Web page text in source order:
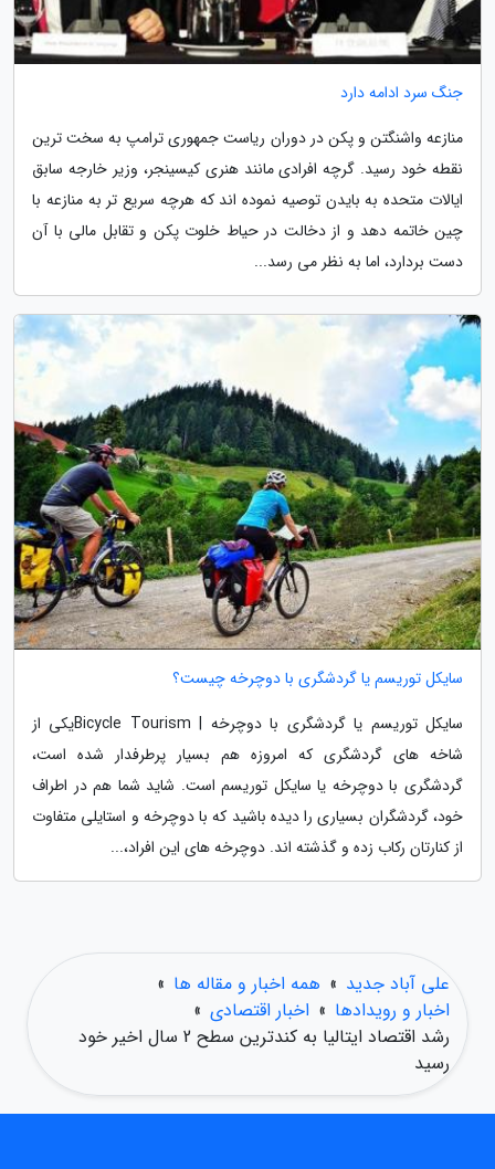
جنگ سرد ادامه دارد
منازعه واشنگتن و پکن در دوران ریاست جمهوری ترامپ به سخت ترین
نقطه خود رسید. گرچه افرادی مانند هنری کیسینجر، وزیر خارجه سابق
ایالات متحده به بایدن توصیه نموده اند که هرچه سریع تر به منازعه با
چین خاتمه دهد و از دخالت در حیاط خلوت پکن و تقابل مالی با آن
دست بردارد، اما به نظر می رسد...
سایکل توریسم یا گردشگری با دوچرخه چیست؟
سایکل توریسم یا گردشگری با دوچرخه | Bicycle Tourismیکی از
شاخه های گردشگری که امروزه هم بسیار پرطرفدار شده است،
گردشگری با دوچرخه یا سایکل توریسم است. شاید شما هم در اطراف
خود، گردشگران بسیاری را دیده باشید که با دوچرخه و استایلی متفاوت
از کنارتان رکاب زده و گذشته اند. دوچرخه های این افراد،...
علی آباد جدید » همه اخبار و مقاله ها »
اخبار و رویدادها » اخبار اقتصادی »
رشد اقتصاد ایتالیا به کندترین سطح 2 سال اخیر خود
رسید